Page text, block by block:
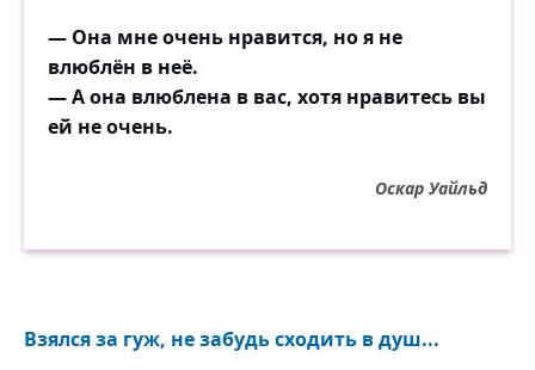
— Она мне очень нравится, но я не
влюблён в неё.
— А она влюблена в вас, хотя нравитесь вы
ей не очень.
Оскар Уайльд
Взялся за гуж, не забудь сходить в душ...